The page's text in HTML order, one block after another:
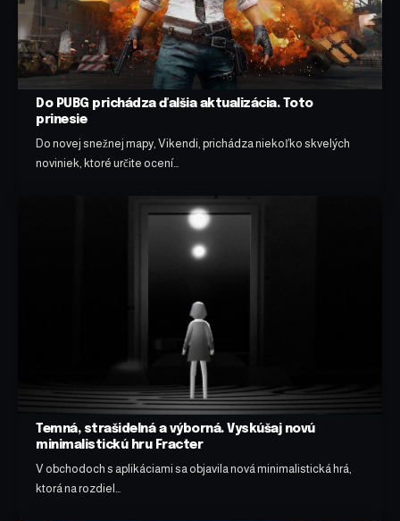
Do PUBG prichádza ďalšia aktualizácia. Toto
prinesie
Do novej snežnej mapy, Vikendi, prichádza niekoľko skvelých
noviniek, ktoré určite ocení…
Temná, strašidelná a výborná. Vyskúšaj novú
minimalistickú hru Fracter
V obchodoch s aplikáciami sa objavila nová minimalistická hrá,
ktorá na rozdiel…